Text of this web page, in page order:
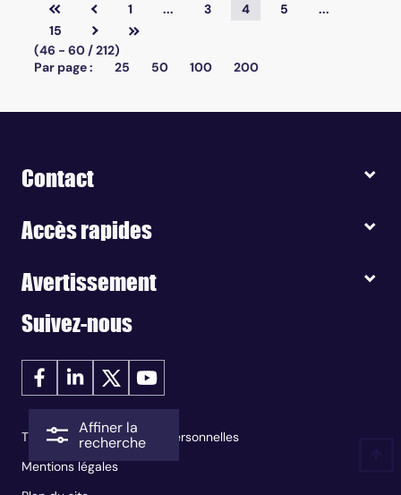
Affiner la
recherche
1 ... 3 4 5
...
15
(46 - 60 / 212)
Par page :
25 50 100 200
Contact
Accès rapides
Avertissement
Suivez-nous
Traitement des données personnelles
Mentions légales